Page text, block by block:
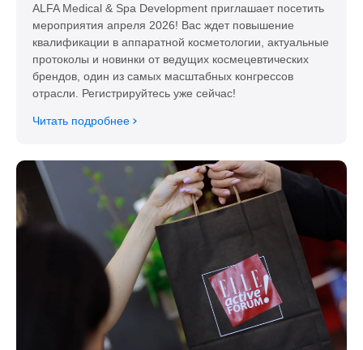
ALFA Medical & Spa Development приглашает посетить
мероприятия апреля 2026! Вас ждет повышение
квалификации в аппаратной косметологии, актуальные
протоколы и новинки от ведущих космецевтических
брендов, один из самых масштабных конгрессов
отрасли. Регистрируйтесь уже сейчас!
Читать подробнее